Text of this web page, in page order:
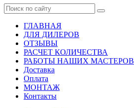
ГЛАВНАЯ
ДЛЯ ДИЛЕРОВ
ОТЗЫВЫ
РАСЧЕТ КОЛИЧЕСТВА
РАБОТЫ НАШИХ МАСТЕРОВ
Доставка
Оплата
МОНТАЖ
Контакты